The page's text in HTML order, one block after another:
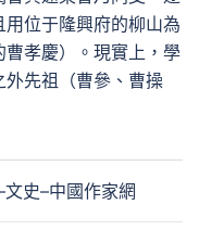
位于隆興府的柳山為
孝慶）。現實上，學
先祖（曹參、曹操
文史–中國作家網